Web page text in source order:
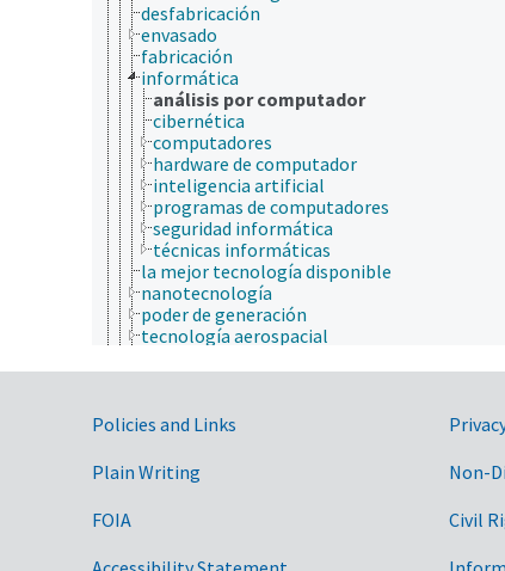
desfabricación
envasado
fabricación
informática
análisis por computador
cibernética
computadores
hardware de computador
inteligencia artificial
programas de computadores
seguridad informática
técnicas informáticas
la mejor tecnología disponible
nanotecnología
poder de generación
tecnología aerospacial
tecnología de abonos
tecnología de aplicación
tecnología de la construcción
tecnología de la madera
Government Links
Policies and Links
Plain Writing
FOIA
Non-
Civil